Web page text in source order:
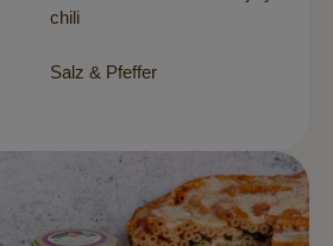
chili
Salz & Pfeffer